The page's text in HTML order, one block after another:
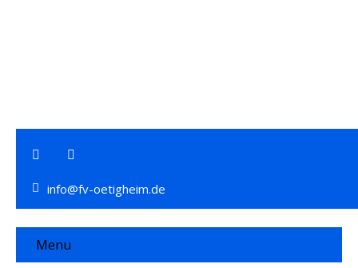
info@fv-oetigheim.de
Menu